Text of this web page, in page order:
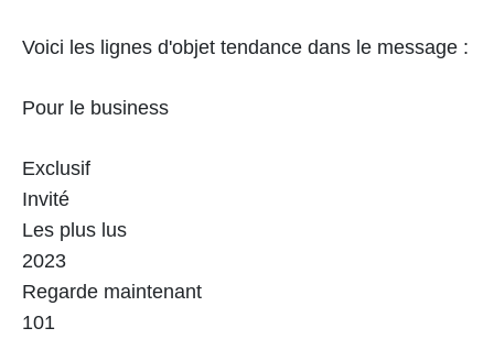
Voici les lignes d'objet tendance dans le message :
Pour le business
Exclusif
Invité
Les plus lus
2023
Regarde maintenant
101